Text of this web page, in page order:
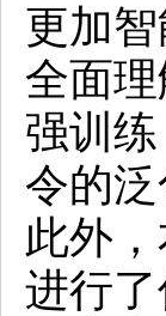
更加
全面
强训
令的
此外
进行